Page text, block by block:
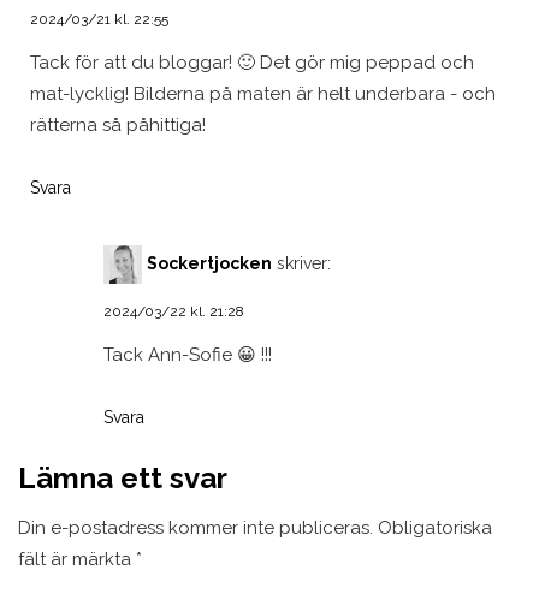
2024/03/21 kl. 22:55
Tack för att du bloggar! 🙂 Det gör mig peppad och
mat-lycklig! Bilderna på maten är helt underbara - och
rätterna så påhittiga!
Svara
Sockertjocken skriver:
2024/03/22 kl. 21:28
Tack Ann-Sofie 😀 !!!
Svara
Lämna ett svar
Din e-postadress kommer inte publiceras. Obligatoriska
fält är märkta *